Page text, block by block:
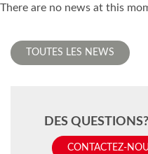
There are no news at this
TOUTES LES NEWS
DES
CONTACTEZ-